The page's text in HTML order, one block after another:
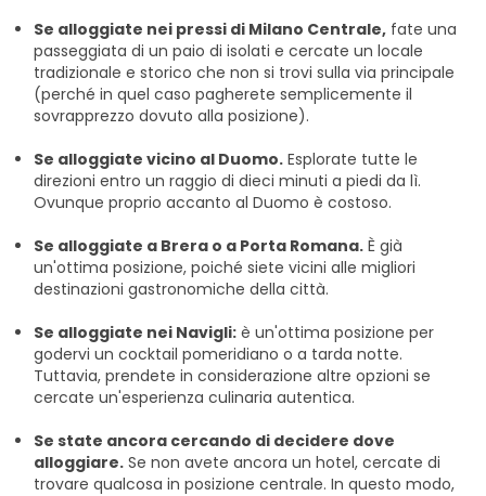
Se alloggiate nei pressi di Milano Centrale, fate una
passeggiata di un paio di isolati e cercate un locale
tradizionale e storico che non si trovi sulla via principale
(perché in quel caso pagherete semplicemente il
sovrapprezzo dovuto alla posizione).
Se alloggiate vicino al Duomo. Esplorate tutte le
direzioni entro un raggio di dieci minuti a piedi da lì.
Ovunque proprio accanto al Duomo è costoso.
Se alloggiate a Brera o a Porta Romana. È già
un'ottima posizione, poiché siete vicini alle migliori
destinazioni gastronomiche della città.
Se alloggiate nei Navigli: è un'ottima posizione per
godervi un cocktail pomeridiano o a tarda notte.
Tuttavia, prendete in considerazione altre opzioni se
cercate un'esperienza culinaria autentica.
Se state ancora cercando di decidere dove
alloggiare. Se non avete ancora un hotel, cercate di
trovare qualcosa in posizione centrale. In questo modo,